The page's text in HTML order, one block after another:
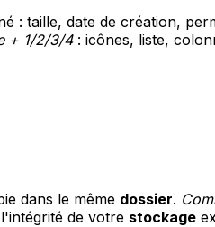
: taille, date de création,
+ 1/2/3/4: icônes, liste,
dans le même dossier.
de votre stockage